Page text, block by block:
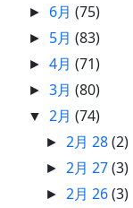
► 6月(75)
► 5月(83)
►4月(71)
►3月(80)
▼ 2月(74)
► 2月 28(2)
► 2月 27(3)
► 2月 26(3)